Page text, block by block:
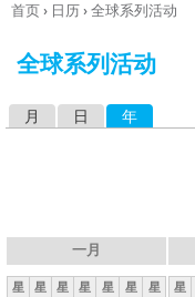
你
这
首页› 日历›全球系列活动
全球系列活动
月 日 年
一月
星 星 星 星 星 星
星
星